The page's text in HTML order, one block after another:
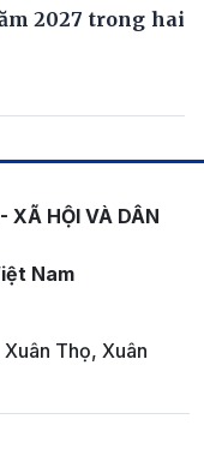
2027 trong hai
XÃ HỘI VÀ DÂN
Nam
Thọ, Xuân